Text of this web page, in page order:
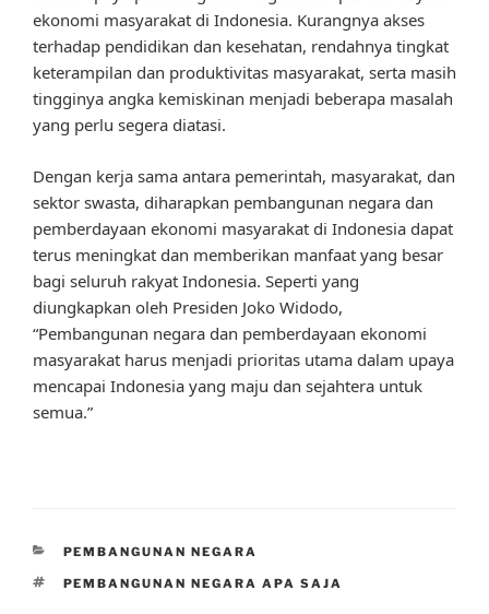
ekonomi masyarakat di Indonesia. Kurangnya akses
terhadap pendidikan dan kesehatan, rendahnya tingkat
keterampilan dan produktivitas masyarakat, serta masih
tingginya angka kemiskinan menjadi beberapa masalah
yang perlu segera diatasi.
Dengan kerja sama antara pemerintah, masyarakat, dan
sektor swasta, diharapkan pembangunan negara dan
pemberdayaan ekonomi masyarakat di Indonesia dapat
terus meningkat dan memberikan manfaat yang besar
bagi seluruh rakyat Indonesia. Seperti yang
diungkapkan oleh Presiden Joko Widodo,
“Pembangunan negara dan pemberdayaan ekonomi
masyarakat harus menjadi prioritas utama dalam upaya
mencapai Indonesia yang maju dan sejahtera untuk
semua.”
CATEGORIES
PEMBANGUNAN NEGARA
TAGS
PEMBANGUNAN NEGARA APA SAJA